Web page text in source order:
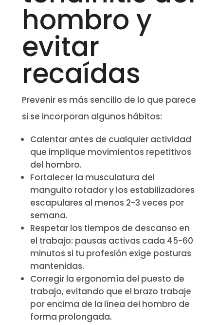
hombro y
evitar
recaídas
Prevenir es más sencillo de lo que parece
si se incorporan algunos hábitos:
Calentar antes de cualquier actividad
que implique movimientos repetitivos
del hombro.
Fortalecer la musculatura del
manguito rotador y los estabilizadores
escapulares al menos 2-3 veces por
semana.
Respetar los tiempos de descanso en
el trabajo: pausas activas cada 45-60
minutos si tu profesión exige posturas
mantenidas.
Corregir la ergonomía del puesto de
trabajo, evitando que el brazo trabaje
por encima de la línea del hombro de
forma prolongada.